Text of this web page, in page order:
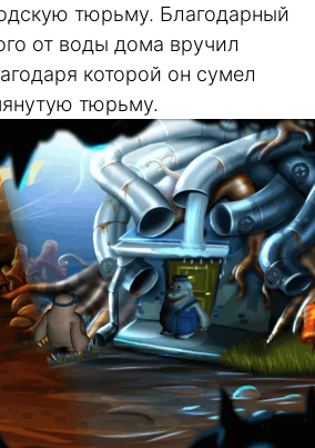
тюрьму. Благодарный
от воды дома вручил
которой он сумел
тюрьму.